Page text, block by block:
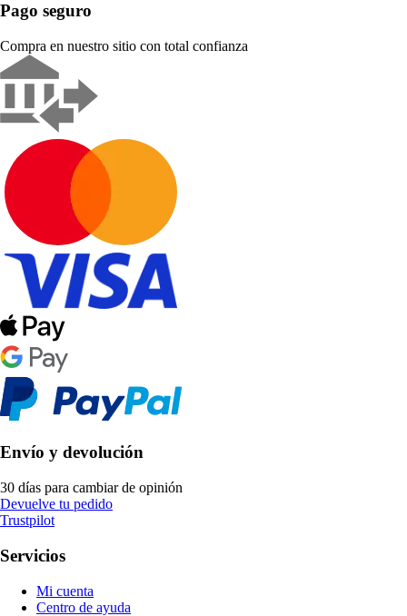
Pago seguro
Compra en nuestro sitio con total confianza
Envío y devolución
30 días para cambiar de opinión
Devuelve tu pedido
Trustpilot
Servicios
Mi cuenta
Centro de ayuda